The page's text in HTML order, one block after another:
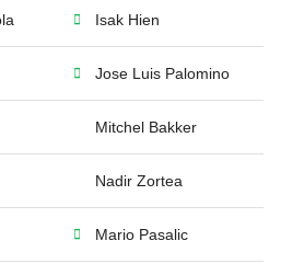
Isak Hien
Jose Luis Palomino
Mitchel Bakker
Nadir Zortea
Mario Pasalic